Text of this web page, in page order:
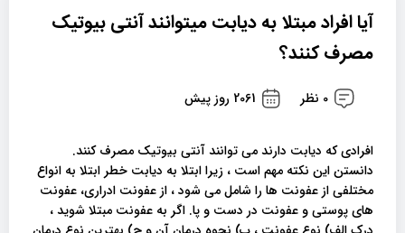
آیا افراد مبتلا به دیابت میتوانند آنتی بیوتیک
مصرف کنند؟
0 نظر 2061 روز پیش
افرادی که دیابت دارند می توانند آنتی بیوتیک مصرف کنند.
دانستن این نکته مهم است ، زیرا ابتلا به دیابت خطر ابتلا به انواع
مختلفی از عفونت ها را شامل می شود ، از عفونت ادراری، عفونت
های پوستی و عفونت در دست و پا. اگر به عفونت مبتلا شوید ،